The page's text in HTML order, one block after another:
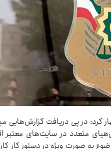
کرد: در پی دریافت گزارش‌هایی
متعدد در سایت‌های معتبر
به صورت ویژه در دستور کار